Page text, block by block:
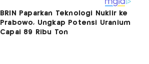
BRIN Paparkan Teknologi Nuklir ke
Prabowo, Ungkap Potensi Uranium
Capai 89 Ribu Ton